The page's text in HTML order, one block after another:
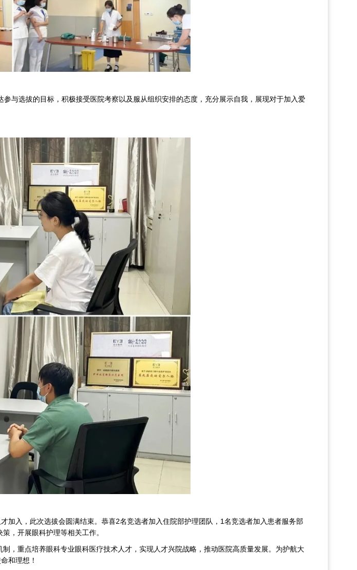
与选拔的目标，积极接受医院考察以及服从组织安排的态度，充分展示自我，展现对于加入爱
加入，此次选拔会圆满结束。恭喜2名竞选者加入住院部护理团队，1名竞选者加入患者服务部
，开展眼科护理等相关工作。
，重点培养眼科专业眼科医疗技术人才，实现人才兴院战略，推动医院高质量发展。为护航大
和理想！